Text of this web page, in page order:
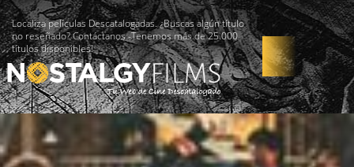
Localiza películas Descatalogadas. ¿Buscas algún título
no reseñado? Contáctanos -Tenemos más de 25.000
títulos disponibles!